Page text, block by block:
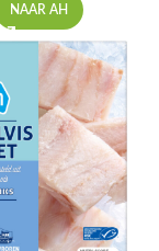
NAAR AH